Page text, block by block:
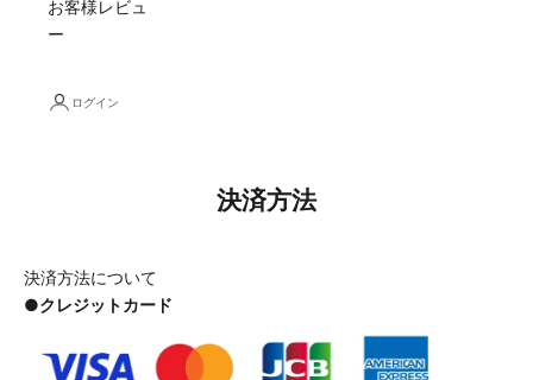
お客様レビュ
ー
ログイン
決済方法
決済方法について
●クレジットカード